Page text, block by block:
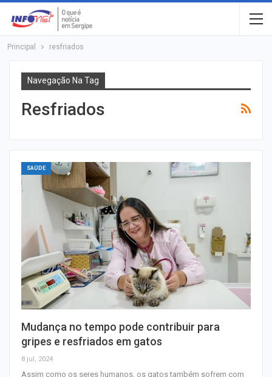
Principal resfriados
Navegação Na Tag
Resfriados
SAÚDE
Mudança no tempo pode contribuir para
gripes e resfriados em gatos
8 jul, 2024
Assim como os seres humanos, os gatos também sofrem com